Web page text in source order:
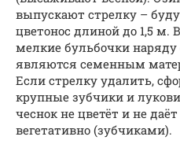
выпускают стрелку –
цветонос длиной до 1,5 м.
мелкие бульбочки
являются семенным
Если стрелку удалить,
крупные зубчики и
чеснок не цветёт и не
вегетативно (зубчиками).